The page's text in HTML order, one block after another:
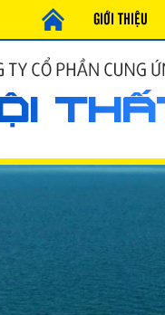
GIỚI THIỆU